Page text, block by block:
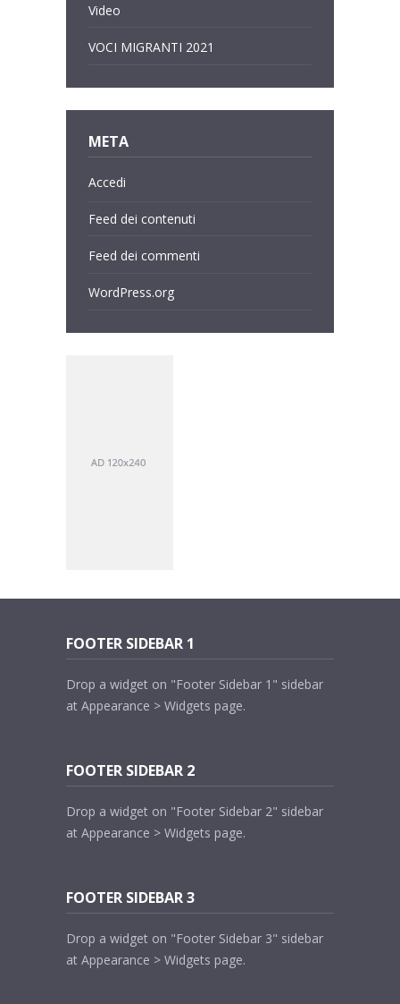
Video
VOCI MIGRANTI 2021
META
Accedi
Feed dei contenuti
Feed dei commenti
WordPress.org
FOOTER SIDEBAR 1
Drop a widget on "Footer Sidebar 1" sidebar
at Appearance > Widgets page.
FOOTER SIDEBAR 2
Drop a widget on "Footer Sidebar 2" sidebar
at Appearance > Widgets page.
FOOTER SIDEBAR 3
Drop a widget on "Footer Sidebar 3" sidebar
at Appearance > Widgets page.